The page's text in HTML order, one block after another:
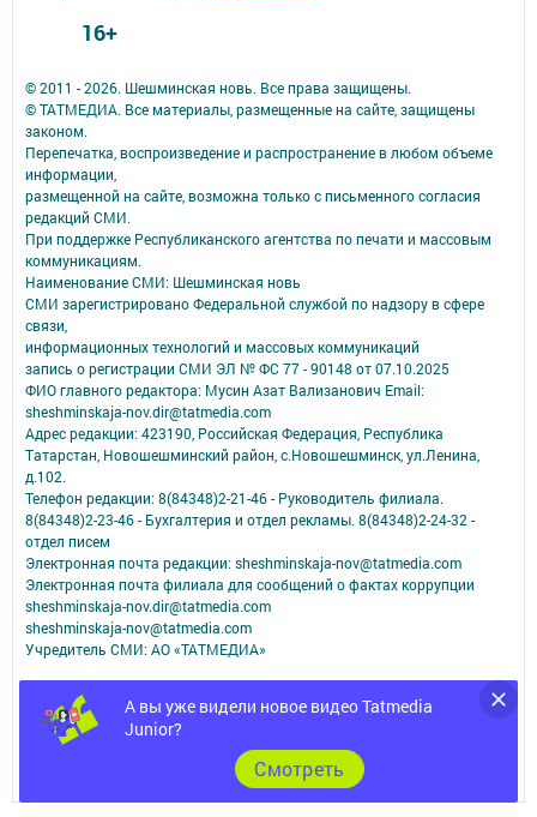
А вы уже видели новое видео Tatmedia
Junior?
Cмотреть
© 2011 - 2026. Шешминская новь. Все права защищены.
© ТАТМЕДИА. Все материалы, размещенные на сайте, защищены
законом.
Перепечатка, воспроизведение и распространение в любом объеме
информации,
размещенной на сайте, возможна только с письменного согласия
редакций СМИ.
При поддержке Республиканского агентства по печати и массовым
коммуникациям.
Наименование СМИ: Шешминская новь
СМИ зарегистрировано Федеральной службой по надзору в сфере
связи,
информационных технологий и массовых коммуникаций
запись о регистрации СМИ ЭЛ № ФС 77 - 90148 от 07.10.2025
ФИО главного редактора: Мусин Азат Вализанович Email:
sheshminskaja-nov.dir@tatmedia.com
Адрес редакции: 423190, Российская Федерация, Республика
Татарстан, Новошешминский район, с.Новошешминск, ул.Ленина,
д.102.
Телефон редакции: 8(84348)2-21-46 - Руководитель филиала.
8(84348)2-23-46 - Бухгалтерия и отдел рекламы. 8(84348)2-24-32 -
отдел писем
Электронная почта редакции: sheshminskaja-nov@tatmedia.com
Электронная почта филиала для сообщений о фактах коррупции
sheshminskaja-nov.dir@tatmedia.com
sheshminskaja-nov@tatmedia.com
Учредитель СМИ: АО «ТАТМЕДИА»
Антикоррупционная политика
АО «ТАТМЕДИА» использует «cookie»для персонализации сервисов и
удобства пользователей сайтом.
Использование «cookie» можно отменить в настройках браузера.
Политика конфиденциальности
16+